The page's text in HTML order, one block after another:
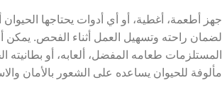
جهز أطعمة، أغطية، أو أي أدوات يحتاجها الحيوان
لضمان راحته وتسهيل العمل أثناء الفحص.
المستلزمات طعامه المفضل، ألعابه، أو بطانيته
مألوفة للحيوان يساعده على الشعور بالأمان